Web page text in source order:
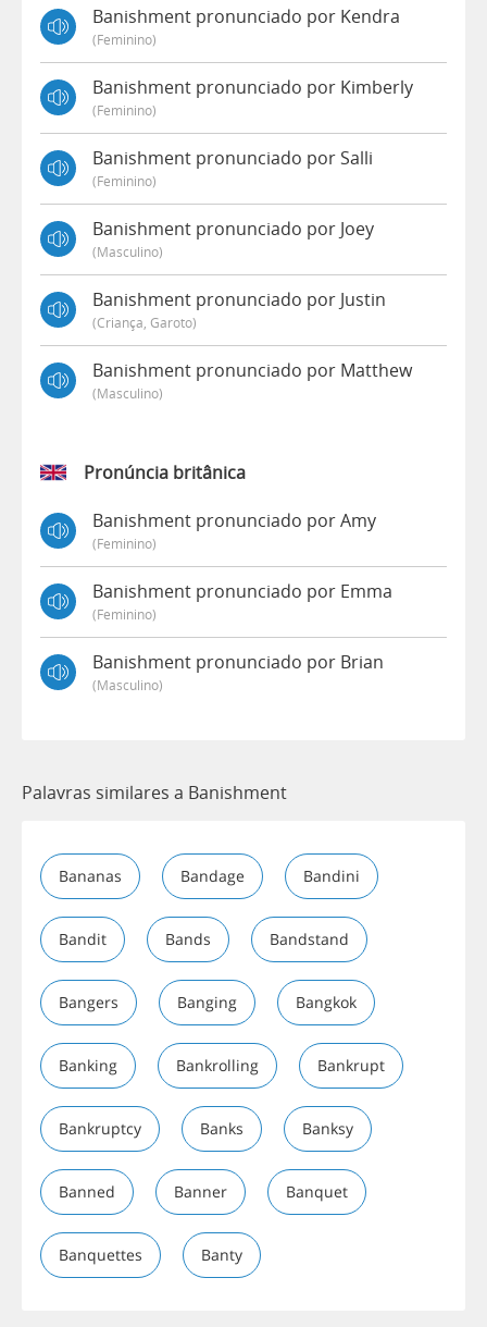
Banishment pronunciado por Kendra
(feminino)
Banishment pronunciado por Kimberly
(feminino)
Banishment pronunciado por Salli
(feminino)
Banishment pronunciado por Joey
(masculino)
Banishment pronunciado por Justin
(criança, Garoto)
Banishment pronunciado por Matthew
(masculino)
Pronúncia britânica
Banishment pronunciado por Amy
(feminino)
Banishment pronunciado por Emma
(feminino)
Banishment pronunciado por Brian
(masculino)
Palavras similares a Banishment
Bananas Bandage Bandini
Bandit Bands Bandstand
Bangers Banging Bangkok
Banking Bankrolling Bankrupt
Bankruptcy Banks Banksy
Banned Banner Banquet
Banquettes Banty